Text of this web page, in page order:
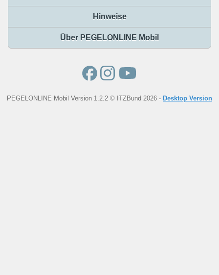
Hinweise
Über PEGELONLINE Mobil
PEGELONLINE Mobil Version 1.2.2 © ITZBund 2026 - Desktop Version